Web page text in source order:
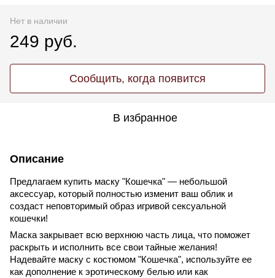
Нет в наличии
249 руб.
Сообщить, когда появится
В избранное
Описание
Предлагаем купить маску "Кошечка" — небольшой
аксессуар, который полностью изменит ваш облик и
создаст неповторимый образ игривой сексуальной
кошечки!
Маска закрывает всю верхнюю часть лица, что поможет
раскрыть и исполнить все свои тайные желания!
Надевайте маску с костюмом "Кошечка", используйте ее
как дополнение к эротическому белью или как